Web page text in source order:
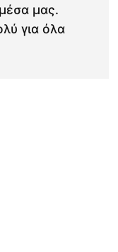
μας.
για όλα